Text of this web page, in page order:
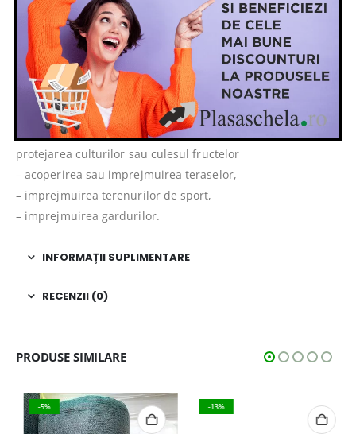
GREUTATE: 60 gr.mp
APLICATII:
– aplicatii in agricultura pentru umbrirea serelor,
protejarea culturilor sau culesul fructelor
– acoperirea sau imprejmuirea teraselor,
– imprejmuirea terenurilor de sport,
– imprejmuirea gardurilor.
INFORMAȚII SUPLIMENTARE
RECENZII (0)
PRODUSE SIMILARE
-5% -13%